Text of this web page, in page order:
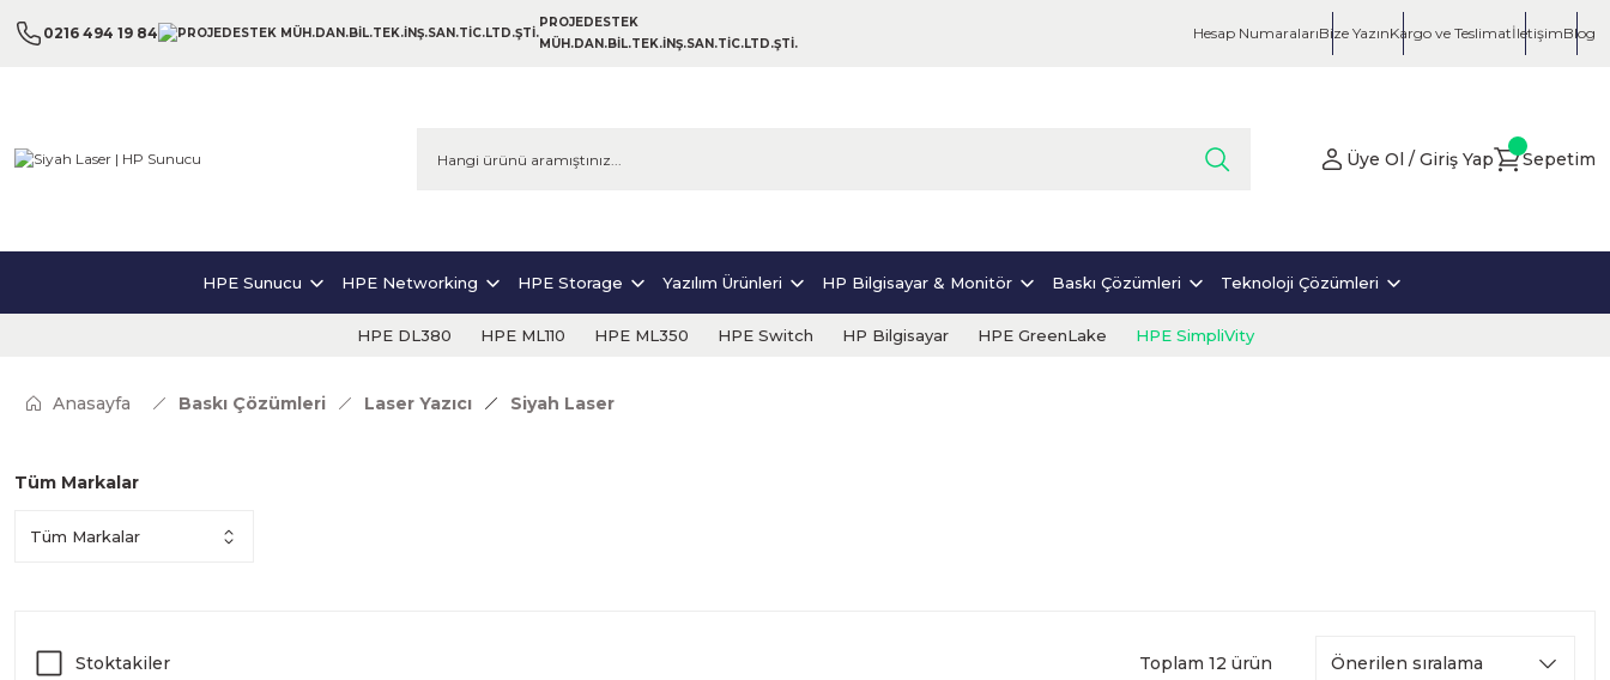
0216 494 19 84
PROJEDESTEK
MÜH.DAN.BİL.TEK.İNŞ.SAN.TİC.LTD.ŞTİ.
Hesap NumaralarıBize YazınKargo ve TeslimatİletişimBlog
Üye Ol / Giriş Yap Sepetim
HPE Sunucu HPE Networking HPE Storage Yazılım Ürünleri HP Bilgisayar & Monitör Baskı Çözümleri Teknoloji Çözümleri
HPE DL380 HPE ML110 HPE ML350 HPE Switch HP Bilgisayar HPE GreenLake HPE SimpliVity
Anasayfa Baskı Çözümleri Laser Yazıcı Siyah Laser
Tüm Markalar
Tüm Markalar
Stoktakiler Toplam 12 ürün